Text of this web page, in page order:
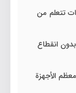
تتعلم من
انقطاع
الأجهزة